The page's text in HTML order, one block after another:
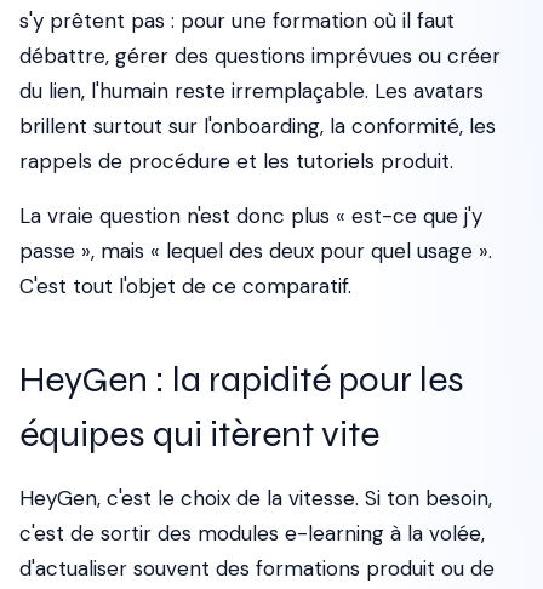
s'y prêtent pas : pour une formation où il faut
débattre, gérer des questions imprévues ou créer
du lien, l'humain reste irremplaçable. Les avatars
brillent surtout sur l'onboarding, la conformité, les
rappels de procédure et les tutoriels produit.
La vraie question n'est donc plus « est-ce que j'y
passe », mais « lequel des deux pour quel usage ».
C'est tout l'objet de ce comparatif.
HeyGen : la rapidité pour les
équipes qui itèrent vite
HeyGen, c'est le choix de la vitesse. Si ton besoin,
c'est de sortir des modules e-learning à la volée,
d'actualiser souvent des formations produit ou de